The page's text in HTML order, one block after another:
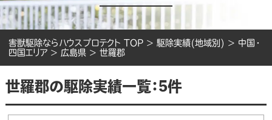
害獣駆除ならハウスプロテクト TOP > 駆除実績(地域別) > 中国・
四国エリア > 広島県 > 世羅郡
世羅郡の駆除実績一覧：5件